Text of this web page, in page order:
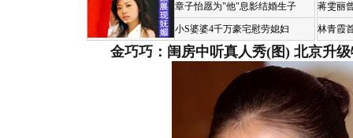
章子怡愿为"他"息影结婚生子
小S婆婆4千万豪宅慰劳媳妇
蒋雯丽
林青霞
金巧巧：闺房中听真人秀(图) 北京升